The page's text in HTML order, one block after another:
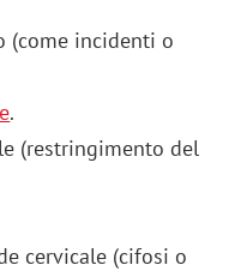
(come incidenti o
.
(restringimento del
cervicale (cifosi o